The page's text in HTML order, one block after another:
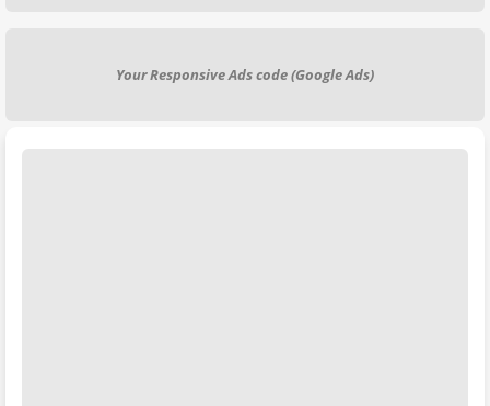
Your Responsive Ads code (Google Ads)